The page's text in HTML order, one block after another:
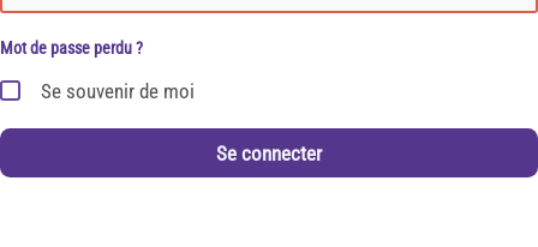
Mot de passe perdu ?
Se souvenir de moi
Se connecter